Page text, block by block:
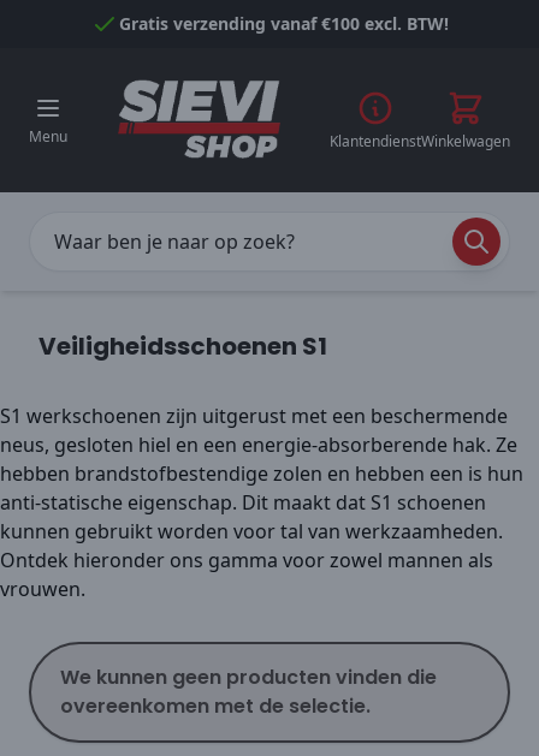
Naar inhoud gaanGratis verzending vanaf €100 excl. BTW!
Menu KlantendienstWinkelwagen
Veiligheidsschoenen S1
S1 werkschoenen zijn uitgerust met een beschermende
neus, gesloten hiel en een energie-absorberende hak. Ze
hebben brandstofbestendige zolen en hebben een is hun
anti-statische eigenschap. Dit maakt dat S1 schoenen
kunnen gebruikt worden voor tal van werkzaamheden.
Ontdek hieronder ons gamma voor zowel mannen als
vrouwen.
We kunnen geen producten vinden die
overeenkomen met de selectie.